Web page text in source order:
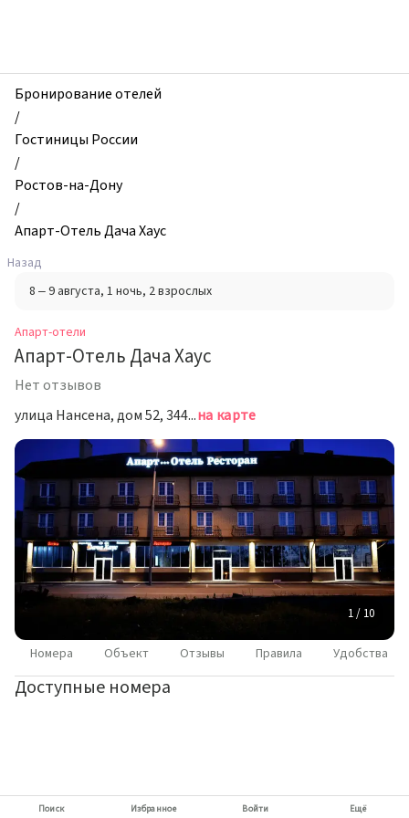
отели,
Апарт-
Отель
Дача
Хаус,
Ростов-
на-
Дону,
Россия
Бронирование отелей
/
Гостиницы России
/
Ростов-на-Дону
/
Апарт-Отель Дача Хаус
Назад
8 – 9 августа, 1 ночь, 2 взрослых
Апарт-отели
Апарт-Отель Дача Хаус
Нет отзывов
улица Нансена, дом 52, 344012 Rostov on Don, Russia, Ростов-на-Донуна карте
1 / 10
Номера Объект Отзывы Правила Удобства
Доступные номера
Поиск Избранное Войти Ещё